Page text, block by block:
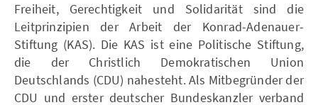
Freiheit, Gerechtigkeit und Solidarität sind die
Leitprinzipien der Arbeit der Konrad-Adenauer-
Stiftung (KAS). Die KAS ist eine Politische Stiftung,
die der Christlich Demokratischen Union
Deutschlands (CDU) nahesteht. Als Mitbegründer der
CDU und erster deutscher Bundeskanzler verband